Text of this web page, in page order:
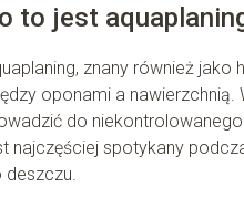
to jest
znany również
oponami a
do
najczęściej spotykany
deszczu.